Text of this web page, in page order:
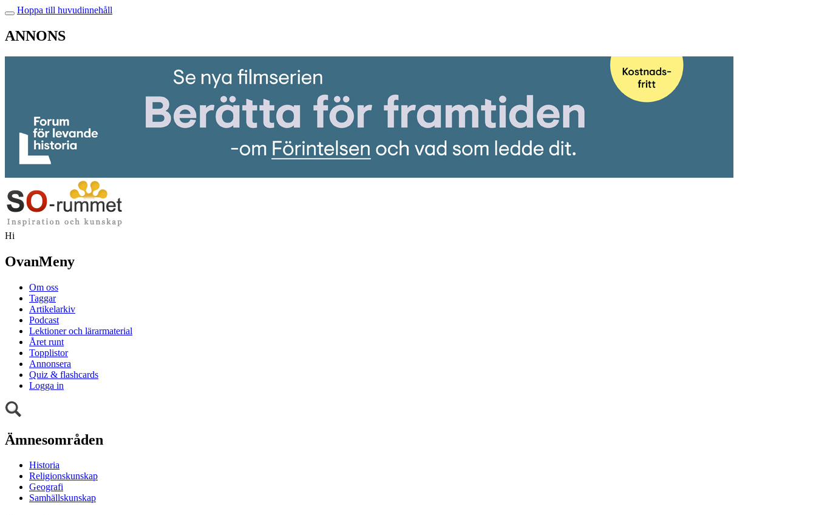
Hoppa till huvudinnehåll
ANNONS
Hi
OvanMeny
Om oss
Taggar
Artikelarkiv
Podcast
Lektioner och lärarmaterial
Året runt
Topplistor
Annonsera
Quiz & flashcards
Logga in
Ämnesområden
Historia
Religionskunskap
Geografi
Samhällskunskap